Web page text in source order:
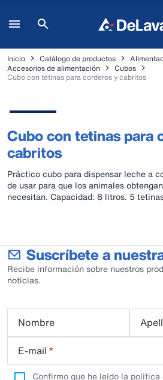
Inicio Catálogo de productos
Accesorios de alimentación
Cubos
Cubo con tetinas para corderos y cabritos
Cubo con tetinas para
cabritos
Práctico cubo para dispensar leche a
de usar para que los animales
necesitan. Capacidad: 8 litros. 5
Suscríbete a
Recibe información sobre nuestros
noticias.
Nombre
E-mail *
Confirmo que he leído la política